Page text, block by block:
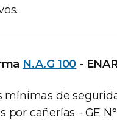
N.A.G 100 -
mínimas de
por cañerías - GE